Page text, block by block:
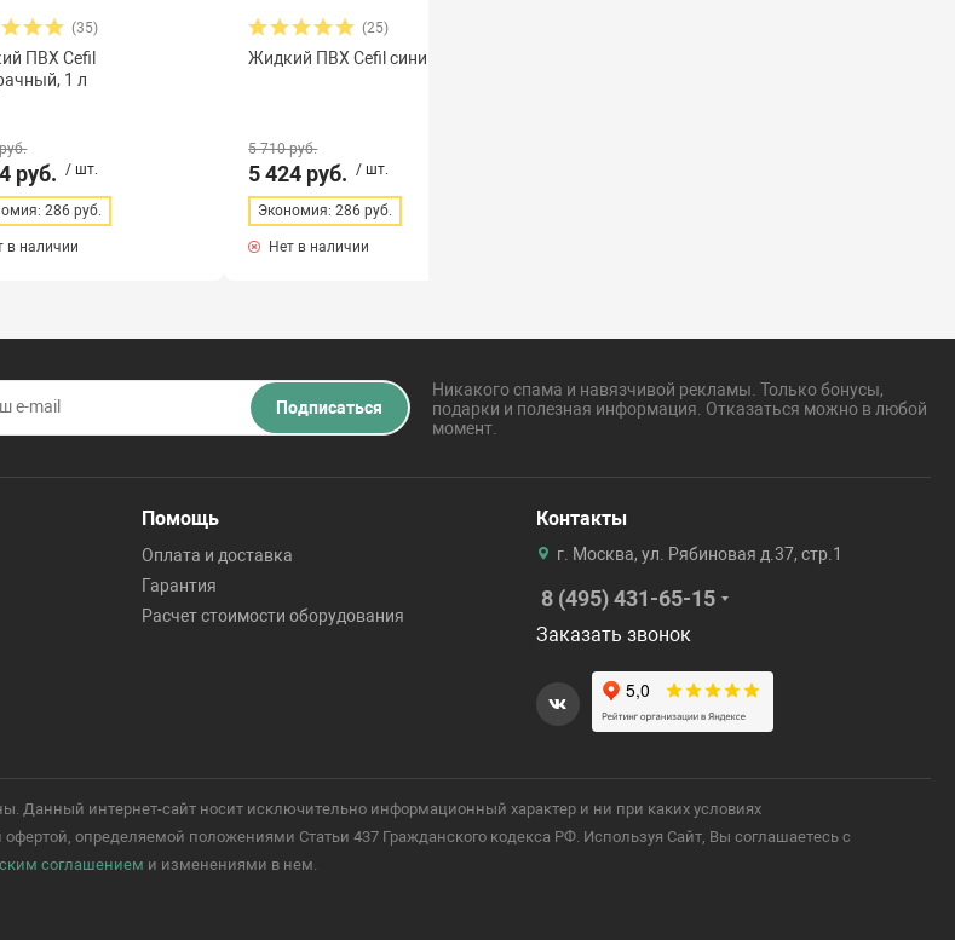
(35)
ПВХ Cefil
1 л
руб. / шт.
286 руб.
в наличии
(25)
Жидкий ПВХ Cefil синий, 1 л
5 710 руб.
5 424 руб. / шт.
Экономия: 286 руб.
Нет в наличии
Подписаться
Никакого спама и навязчивой рекламы. Только бонусы,
подарки и полезная информация. Отказаться можно в любой
момент.
Помощь
Оплата и доставка
Гарантия
Расчет стоимости оборудования
Контакты
г. Москва, ул. Рябиновая д.37, стр.1
8 (495) 431-65-15
Заказать звонок
Данный интернет-сайт носит исключительно информационный характер и ни при каких условиях
определяемой положениями Статьи 437 Гражданского кодекса РФ. Используя Сайт, Вы соглашаетесь с
соглашением и изменениями в нем.